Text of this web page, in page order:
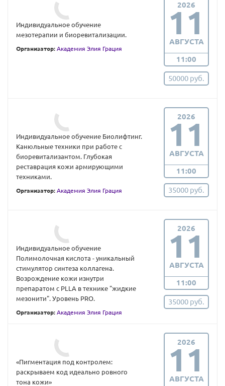
Индивидуальное обучение
мезотерапии и биоревитализации.
Организатор: Академия Элия Грация
2026
11
АВГУСТА
11:00
50000 руб.
Индивидуальное обучение Биолифтинг.
Канюльные техники при работе с
биоревитализантом. Глубокая
реставрация кожи армирующими
техниками.
Организатор: Академия Элия Грация
2026
11
АВГУСТА
11:00
35000 руб.
Индивидуальное обучение
Полимолочная кислота - уникальный
стимулятор синтеза коллагена.
Возрождение кожи изнутри
препаратом с PLLA в технике "жидкие
мезонити". Уровень PRO.
Организатор: Академия Элия Грация
2026
11
АВГУСТА
11:00
35000 руб.
«Пигментация под контролем:
раскрываем код идеально ровного
тона кожи»
2026
11
АВГУСТА